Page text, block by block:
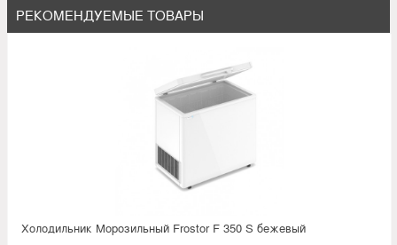
РЕКОМЕНДУЕМЫЕ ТОВАРЫ
Холодильник Морозильный Frostor F 350 S бежевый